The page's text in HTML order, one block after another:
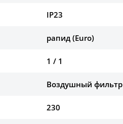
IP23
рапид (Euro)
1 / 1
Воздушный фильтр
230